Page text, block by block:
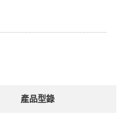
產品型錄